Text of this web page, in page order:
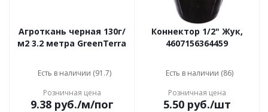
Агроткань черная 130г/
м2 3.2 метра GreenTerra
Есть в наличии (91.7)
Розничная цена
9.38руб./м/пог
Коннектор 1/2" Жук,
4607156364459
Есть в наличии (86)
Розничная цена
5.50руб./шт